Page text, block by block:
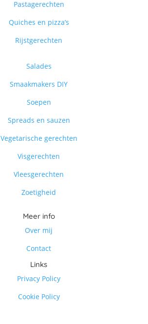
Pastagerechten
Quiches en pizza’s
Rijstgerechten
Salades
Smaakmakers DIY
Soepen
Spreads en sauzen
Vegetarische gerechten
Visgerechten
Vleesgerechten
Zoetigheid
Meer info
Over mij
Contact
Links
Privacy Policy
Cookie Policy